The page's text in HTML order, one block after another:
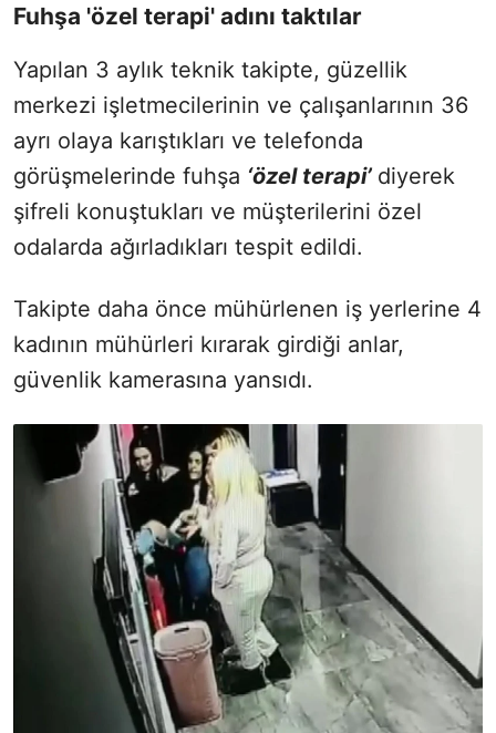
Fuhşa 'özel terapi' adını taktılar
Yapılan 3 aylık teknik takipte, güzellik
merkezi işletmecilerinin ve çalışanlarının 36
ayrı olaya karıştıkları ve telefonda
görüşmelerinde fuhşa ‘özel terapi’ diyerek
şifreli konuştukları ve müşterilerini özel
odalarda ağırladıkları tespit edildi.
Takipte daha önce mühürlenen iş yerlerine 4
kadının mühürleri kırarak girdiği anlar,
güvenlik kamerasına yansıdı.